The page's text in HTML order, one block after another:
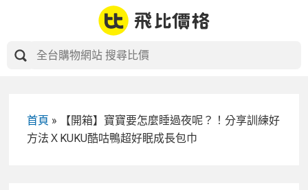
首頁 »
【開箱】寶寶要怎麼睡過夜呢？！分享訓練好
方法ＸKUKU酷咕鴨超好眠成長包巾